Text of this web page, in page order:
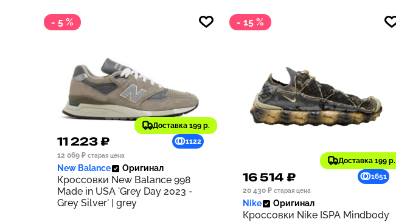
- 5 %
Доставка 199 р.
11 223 ₽
1122
12 069 ₽ старая цена
New Balance Оригинал
Кроссовки New Balance 998
Made in USA 'Grey Day 2023 -
Grey Silver' | grey
- 15 %
Доставка 199 р.
16 514 ₽
1651
20 430 ₽ старая цена
Nike Оригинал
Кроссовки Nike ISPA Mindbody